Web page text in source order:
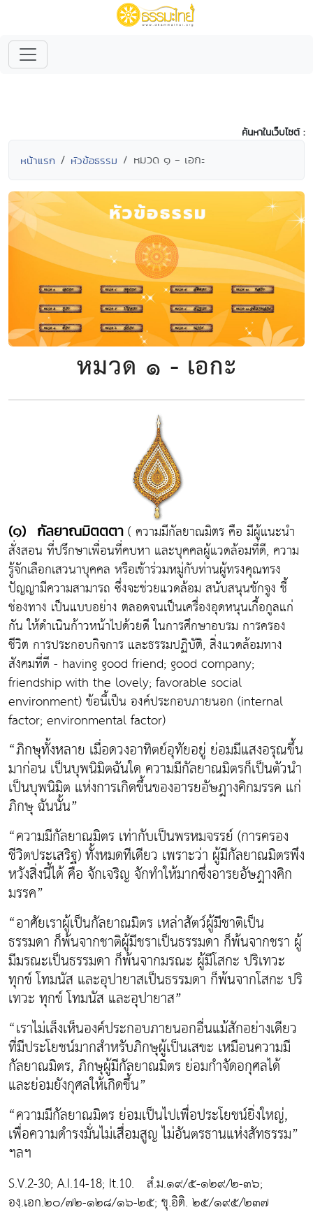
ค้นหาในเว็บไซต์ :
หน้าแรก หัวข้อธรรม หมวด ๑ - เอกะ
หมวด ๑ - เอกะ
(๑) กัลยาณมิตตตา ( ความมีกัลยาณมิตร คือ มีผู้แนะนำ
สั่งสอน ที่ปรึกษาเพื่อนที่คบหา และบุคคลผู้แวดล้อมที่ดี, ความ
รู้จักเลือกเสวนาบุคคล หรือเข้าร่วมหมู่กับท่านผู้ทรงคุณทรง
ปัญญามีความสามารถ ซึ่งจะช่วยแวดล้อม สนับสนุนชักจูง ชี้
ช่องทาง เป็นแบบอย่าง ตลอดจนเป็นเครื่องอุดหนุนเกื้อกูลแก่
กัน ให้ดำเนินก้าวหน้าไปด้วยดี ในการศึกษาอบรม การครอง
ชีวิต การประกอบกิจการ และธรรมปฏิบัติ, สิ่งแวดล้อมทาง
สังคมที่ดี - having good friend; good company;
friendship with the lovely; favorable social
environment) ข้อนี้เป็น องค์ประกอบภายนอก (internal
factor; environmental factor)
“ภิกษุทั้งหลาย เมื่อดวงอาทิตย์อุทัยอยู่ ย่อมมีแสงอรุณขึ้น
มาก่อน เป็นบุพนิมิตฉันใด ความมีกัลยาณมิตรก็เป็นตัวนำ
เป็นบุพนิมิต แห่งการเกิดขึ้นของอารยอัษฎางคิกมรรค แก่
ภิกษุ ฉันนั้น”
“ความมีกัลยาณมิตร เท่ากับเป็นพรหมจรรย์ (การครอง
ชีวิตประเสริฐ) ทั้งหมดทีเดียว เพราะว่า ผู้มีกัลยาณมิตรพึง
หวังสิ่งนี้ได้ คือ จักเจริญ จักทำให้มากซึ่งอารยอัษฎางคิก
มรรค”
“อาศัยเราผู้เป็นกัลยาณมิตร เหล่าสัตว์ผู้มีชาติเป็น
ธรรมดา ก็พ้นจากชาติผู้มีชราเป็นธรรมดา ก็พ้นจากชรา ผู้
มีมรณะเป็นธรรมดา ก็พ้นจากมรณะ ผู้มีโสกะ ปริเทวะ
ทุกข์ โทมนัส และอุปายาสเป็นธรรมดา ก็พ้นจากโสกะ ปริ
เทวะ ทุกข์ โทมนัส และอุปายาส”
“เราไม่เล็งเห็นองค์ประกอบภายนอกอื่นแม้สักอย่างเดียว
ที่มีประโยชน์มากสำหรับภิกษุผู้เป็นเสขะ เหมือนความมี
กัลยาณมิตร, ภิกษุผู้มีกัลยาณมิตร ย่อมกำจัดอกุศลได้
และย่อมยังกุศลให้เกิดขึ้น”
“ความมีกัลยาณมิตร ย่อมเป็นไปเพื่อประโยชน์ยิ่งใหญ่,
เพื่อความดำรงมั่นไม่เสื่อมสูญ ไม่อันตรธานแห่งสัทธรรม”
ฯลฯ
S.V.2-30; A.I.14-18; It.10. สํ.ม.๑๙/๕-๑๒๙/๒-๓๖;
องฺ.เอก.๒๐/๗๒-๑๒๘/๑๖-๒๕; ขุ.อิติ. ๒๕/๑๙๕/๒๓๗